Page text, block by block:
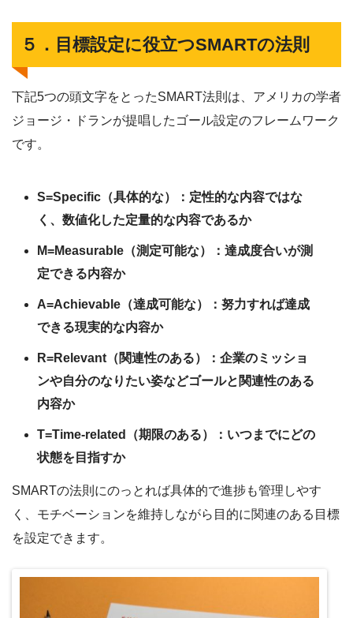
５．目標設定に役立つSMARTの法則
下記5つの頭文字をとったSMART法則は、アメリカの学者
ジョージ・ドランが提唱したゴール設定のフレームワーク
です。
S=Specific（具体的な）：定性的な内容ではな
く、数値化した定量的な内容であるか
M=Measurable（測定可能な）：達成度合いが測
定できる内容か
A=Achievable（達成可能な）：努力すれば達成
できる現実的な内容か
R=Relevant（関連性のある）：企業のミッショ
ンや自分のなりたい姿などゴールと関連性のある
内容か
T=Time-related（期限のある）：いつまでにどの
状態を目指すか
SMARTの法則にのっとれば具体的で進捗も管理しやす
く、モチベーションを維持しながら目的に関連のある目標
を設定できます。